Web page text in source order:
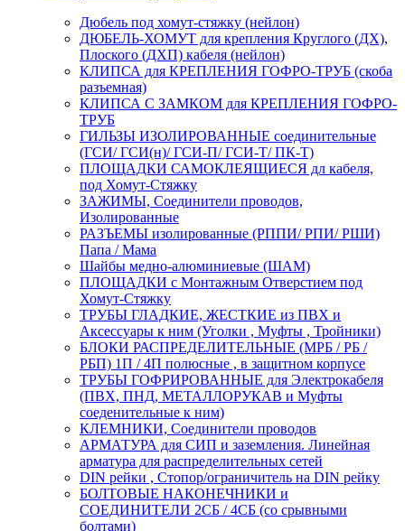
Дюбель под хомут-стяжку (нейлон)
ДЮБЕЛЬ-ХОМУТ для крепления Круглого (ДХ),
Плоского (ДХП) кабеля (нейлон)
КЛИПСА для КРЕПЛЕНИЯ ГОФРО-ТРУБ (скоба
разъемная)
КЛИПСА С ЗАМКОМ для КРЕПЛЕНИЯ ГОФРО-
ТРУБ
ГИЛЬЗЫ ИЗОЛИРОВАННЫЕ соединительные
(ГСИ/ ГСИ(н)/ ГСИ-П/ ГСИ-Т/ ПК-Т)
ПЛОЩАДКИ САМОКЛЕЯЩИЕСЯ дл кабеля,
под Хомут-Стяжку
ЗАЖИМЫ, Соединители проводов,
Изолированные
РАЗЪЕМЫ изолированные (РППИ/ РПИ/ РШИ)
Папа / Мама
Шайбы медно-алюминиевые (ШАМ)
ПЛОЩАДКИ с Монтажным Отверстием под
Хомут-Стяжку
ТРУБЫ ГЛАДКИЕ, ЖЕСТКИЕ из ПВХ и
Аксессуары к ним (Уголки , Муфты , Тройники)
БЛОКИ РАСПРЕДЕЛИТЕЛЬНЫЕ (МРБ / РБ /
РБП) 1П / 4П полюсные , в защитном корпусе
ТРУБЫ ГОФРИРОВАННЫЕ для Электрокабеля
(ПВХ, ПНД, МЕТАЛЛОРУКАВ и Муфты
соеденительные к ним)
КЛЕМНИКИ, Соединители проводов
АРМАТУРА для СИП и заземления. Линейная
арматура для распределительных сетей
DIN рейки , Стопор/ограничитель на DIN рейку
БОЛТОВЫЕ НАКОНЕЧНИКИ и
СОЕДИНИТЕЛИ 2СБ / 4СБ (со срывными
болтами)